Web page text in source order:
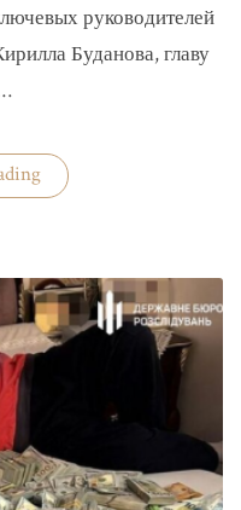
руководителей
Буданова, главу
«На
Банковой
Буданова
и
Умерова»